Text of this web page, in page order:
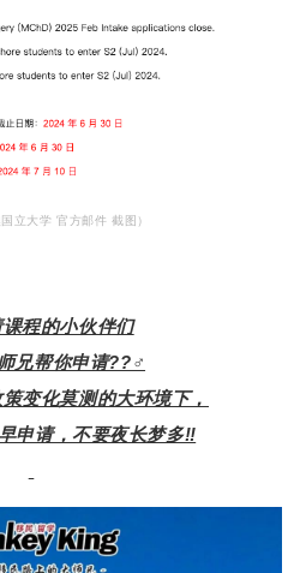
国立大学 官方邮件 截图）
程的小伙伴们
兄帮你申请??‍♂️
变化莫测的大环境下，
申请，不要夜长梦多‼️